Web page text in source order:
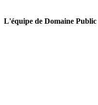
L'équipe de Domaine Public